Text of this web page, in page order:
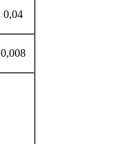
0,04
0,008